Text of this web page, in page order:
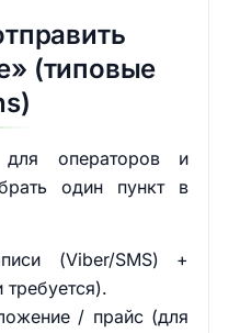
(типовые
операторов и
один пункт в
(Viber/SMS) +
/ прайс (для